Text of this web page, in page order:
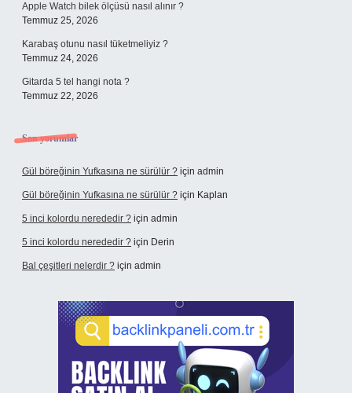
Apple Watch bilek ölçüsü nasıl alınır ?
Temmuz 25, 2026
Karabaş otunu nasıl tüketmeliyiz ?
Temmuz 24, 2026
Gitarda 5 tel hangi nota ?
Temmuz 22, 2026
Son yorumlar
Gül böreğinin Yufkasına ne sürülür ? için admin
Gül böreğinin Yufkasına ne sürülür ? için Kaplan
5 inci kolordu nerededir ? için admin
5 inci kolordu nerededir ? için Derin
Bal çeşitleri nelerdir ? için admin